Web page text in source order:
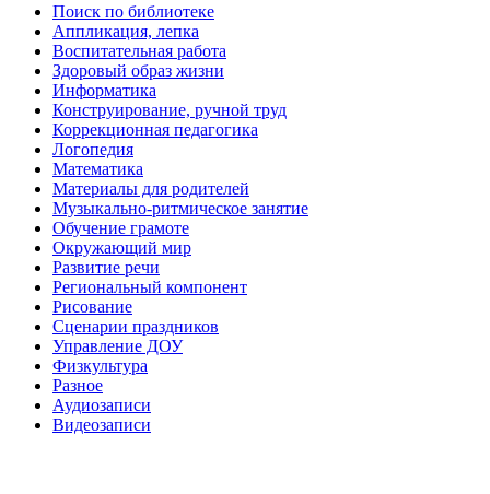
Поиск по библиотеке
Аппликация, лепка
Воспитательная работа
Здоровый образ жизни
Информатика
Конструирование, ручной труд
Коррекционная педагогика
Логопедия
Математика
Материалы для родителей
Музыкально-ритмическое занятие
Обучение грамоте
Окружающий мир
Развитие речи
Региональный компонент
Рисование
Сценарии праздников
Управление ДОУ
Физкультура
Разное
Аудиозаписи
Видеозаписи